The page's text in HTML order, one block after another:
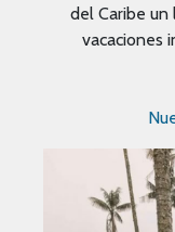
del Caribe un
vacaciones